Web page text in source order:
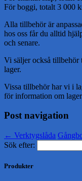
För boggi, totalt 3 000
Alla tillbehör är
hos oss får du alltid
och senare.
Vi säljer också tillbehör
lager.
Vissa tillbehör har vi i
för information om
Post navigation
← Verktygslåda
Sök efter:
Produkter